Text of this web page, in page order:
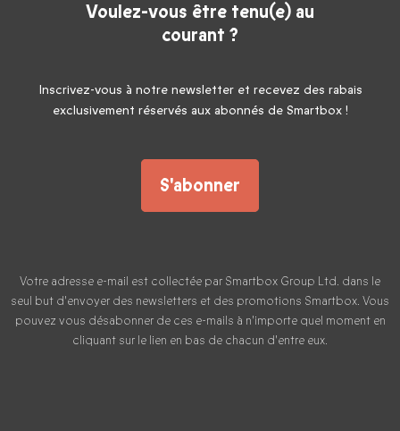
Voulez-vous être tenu(e) au
courant ?
Inscrivez-vous à notre newsletter et recevez des rabais
exclusivement réservés aux abonnés de Smartbox !
S'abonner
Votre adresse e-mail est collectée par Smartbox Group Ltd. dans le
seul but d'envoyer des newsletters et des promotions Smartbox. Vous
pouvez vous désabonner de ces e-mails à n'importe quel moment en
cliquant sur le lien en bas de chacun d'entre eux.